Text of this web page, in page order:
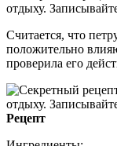
Считается, что
положительно
проверила его
Рецепт